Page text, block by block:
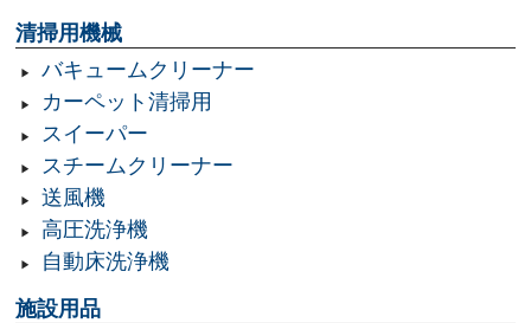
清掃用機械
バキュームクリーナー
カーペット清掃用
スイーパー
スチームクリーナー
送風機
高圧洗浄機
自動床洗浄機
施設用品